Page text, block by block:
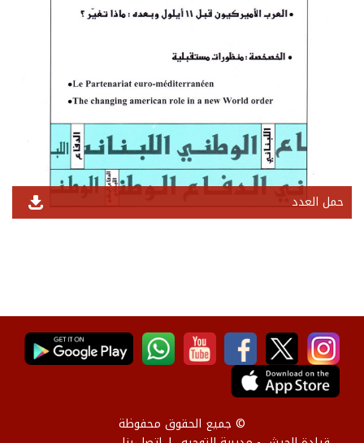
حمل العدد
© جميع الحقوق محفوظة